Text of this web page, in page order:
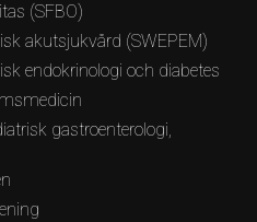
(SFBO)
akutsjukvård (SWEPEM)
endokrinologi och diabetes
gastroenterologi,